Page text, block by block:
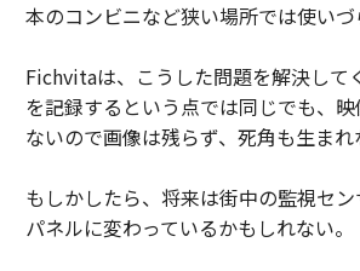
本のコンビニなど狭い場所では使いづ
Fichvitaは、こうした問題を解決して
を記録するという点では同じでも、
ないので画像は残らず、死角も生まれ
もしかしたら、将来は街中の監視セ
パネルに変わっているかもしれない。